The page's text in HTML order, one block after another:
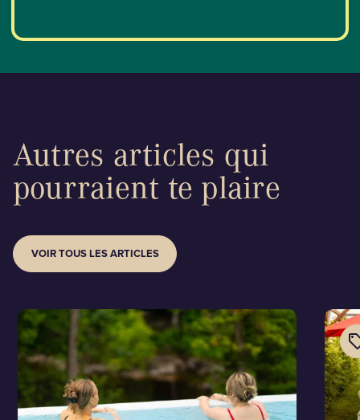
Autres articles qui
pourraient te plaire
VOIR TOUS LES ARTICLES